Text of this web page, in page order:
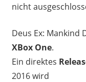
nicht
Deus Ex: Mankind
XBox One.
Ein direktes
2016 wird